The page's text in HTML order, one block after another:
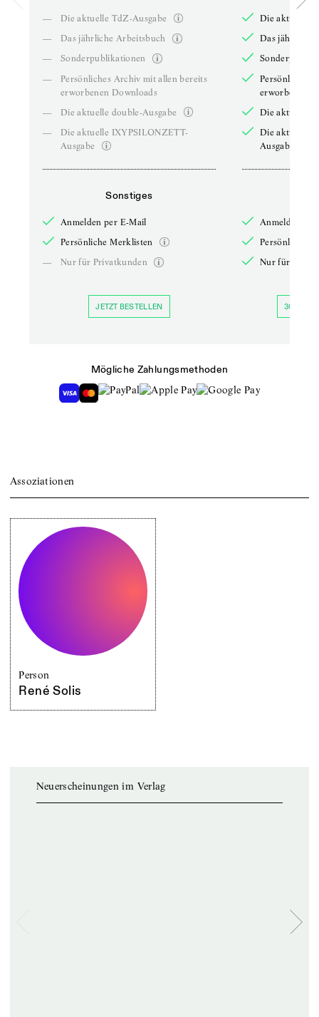
—
Die aktuelle TdZ-Ausgabe
—
Das jährliche Arbeitsbuch
—
Sonderpublikationen
—
Persönliches Archiv mit allen bereits
erworbenen Downloads
—
Die aktuelle double-Ausgabe
—
Die aktuelle IXYPSILONZETT-
Ausgabe
Sonstiges
Anmelden per E-Mail
Persönliche Merklisten
—
Nur für Privatkunden
JETZT BESTELLEN
Die aktuelle
Das jährliche
Persönliches
erworbenen
Die aktuelle
Die aktuelle
Ausgabe
Anmelden
Persönliche
Nur für
30 TAGE
Mögliche Zahlungsmethoden
Assoziationen
Person
René Solis
Neuerscheinungen im Verlag